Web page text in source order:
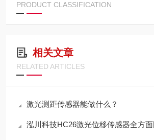
PRODUCT CLASSIFICATION
相关文章
RELATED ARTICLES
激光测距传感器能做什么？
泓川科技HC26激光位移传感器全方面国产替代奥泰